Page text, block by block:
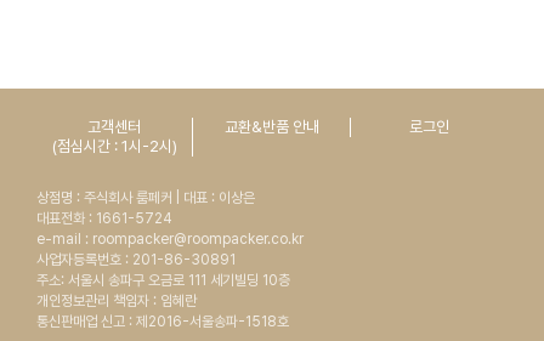
고객센터
(점심시간 : 1시-2시)
교환&반품 안내 로그인
상점명 : 주식회사 룸페커 | 대표 : 이상은
대표전화 : 1661-5724
e-mail : roompacker@roompacker.co.kr
사업자등록번호 : 201-86-30891
주소: 서울시 송파구 오금로 111 세기빌딩 10층
개인정보관리 책임자 : 임혜란
통신판매업 신고 : 제2016-서울송파-1518호